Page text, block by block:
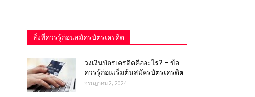
สิ่งที่ควรรู้ก่อนสมัครบัตรเครดิต
วงเงินบัตรเครดิตคืออะไร? – ข้อ
ควรรู้ก่อนเริ่มต้นสมัครบัตรเครดิต
กรกฎาคม 2, 2024